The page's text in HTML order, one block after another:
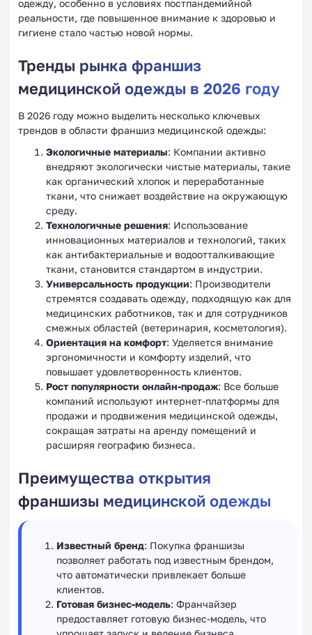
одежду, особенно в условиях постпандемийной
реальности, где повышенное внимание к здоровью и
гигиене стало частью новой нормы.
Тренды рынка франшиз
медицинской одежды в 2026 году
В 2026 году можно выделить несколько ключевых
трендов в области франшиз медицинской одежды:
Экологичные материалы: Компании активно
внедряют экологически чистые материалы, такие
как органический хлопок и переработанные
ткани, что снижает воздействие на окружающую
среду.
Технологичные решения: Использование
инновационных материалов и технологий, таких
как антибактериальные и водоотталкивающие
ткани, становится стандартом в индустрии.
Универсальность продукции: Производители
стремятся создавать одежду, подходящую как для
медицинских работников, так и для сотрудников
смежных областей (ветеринария, косметология).
Ориентация на комфорт: Уделяется внимание
эргономичности и комфорту изделий, что
повышает удовлетворенность клиентов.
Рост популярности онлайн-продаж: Все больше
компаний используют интернет-платформы для
продажи и продвижения медицинской одежды,
сокращая затраты на аренду помещений и
расширяя географию бизнеса.
Преимущества открытия
франшизы медицинской одежды
Известный бренд: Покупка франшизы
позволяет работать под известным брендом,
что автоматически привлекает больше
клиентов.
Готовая бизнес-модель: Франчайзер
предоставляет готовую бизнес-модель, что